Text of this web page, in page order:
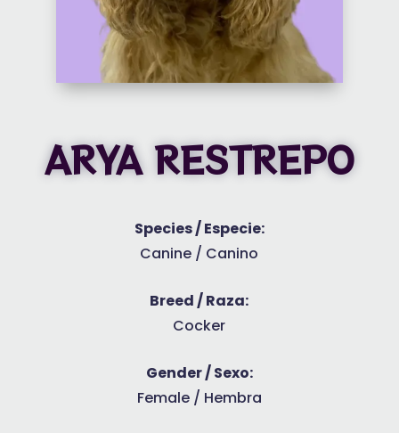
ARYA RESTREPO
Species / Especie:
Canine / Canino
Breed / Raza:
Cocker
Gender / Sexo:
Female / Hembra